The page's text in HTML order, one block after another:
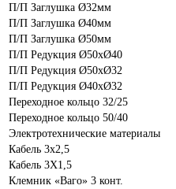
П/П Заглушка Ø32мм
П/П Заглушка Ø40мм
П/П Заглушка Ø50мм
П/П Редукция Ø50хØ40
П/П Редукция Ø50хØ32
П/П Редукция Ø40хØ32
Переходное кольцо 32/25
Переходное кольцо 50/40
Электротехнические материалы
Кабель 3х2,5
Кабель 3Х1,5
Клемник «Ваго» 3 конт.